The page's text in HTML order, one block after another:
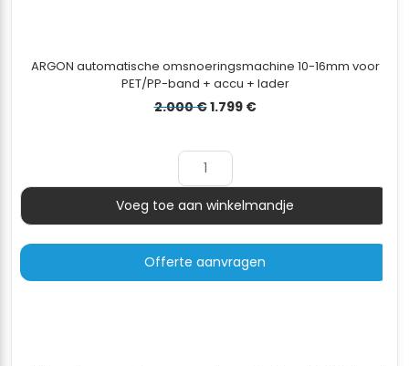
ARGON automatische omsnoeringsmachine 10-16mm voor
PET/PP-band + accu + lader
2.000€Oorspronkelijke
1.799 €Huidige
Aantal
Voeg toe aan winkelmandje
Offerte aanvragen